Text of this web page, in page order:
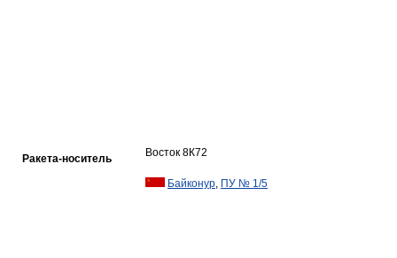
Ракета-носитель Восток 8К72
Байконур, ПУ № 1/5